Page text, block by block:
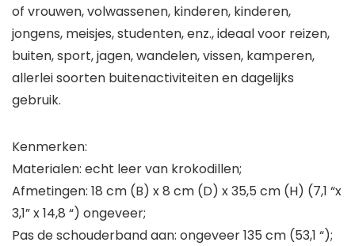
of vrouwen, volwassenen, kinderen, kinderen,
jongens, meisjes, studenten, enz., ideaal voor reizen,
buiten, sport, jagen, wandelen, vissen, kamperen,
allerlei soorten buitenactiviteiten en dagelijks
gebruik.
Kenmerken:
Materialen: echt leer van krokodillen;
Afmetingen: 18 cm (B) x 8 cm (D) x 35,5 cm (H) (7,1 “x
3,1” x 14,8 “) ongeveer;
Pas de schouderband aan: ongeveer 135 cm (53,1 “);